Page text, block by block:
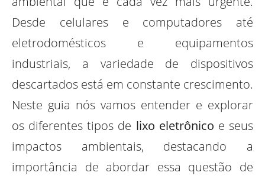
Desde celulares e computadores até
eletrodomésticos e equipamentos
industriais, a variedade de dispositivos
descartados está em constante crescimento.
Neste guia nós vamos entender e explorar
os diferentes tipos de lixo eletrônico e seus
impactos ambientais, destacando a
importância de abordar essa questão de